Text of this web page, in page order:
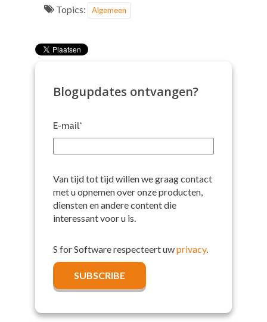
Topics:
Algemeen
Blogupdates ontvangen?
E-mail*
Van tijd tot tijd willen we graag contact
met u opnemen over onze producten,
diensten en andere content die
interessant voor u is.
S for Software respecteert uwprivacy.